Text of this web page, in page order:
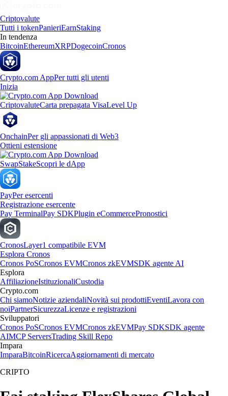
Criptovalute
Tutti i tokenPanieriEarnStaking
In tendenza
BitcoinEthereumXRPDogecoinCronos
Crypto.com AppPer tutti gli utenti
Inizia
CriptovaluteCarta prepagata VisaLevel Up
OnchainPer gli appassionati di Web3
Ottieni estensione
SwapStakeScopri le dApp
PayPer esercenti
Registrazione esercente
Pay TerminalPay SDKPlugin eCommercePronostici
CronosLayer1 compatibile EVM
Esplora Cronos
Cronos PoSCronos EVMCronos zkEVMSDK agente AI
Esplora
AffiliazioneIstituzionaliCustodia
Crypto.com
Chi siamoNotizie aziendaliNovità sui prodottiEventiLavora con
noiPartnerSicurezzaLicenze e registrazioni
Sviluppatori
Cronos PoSCronos EVMCronos zkEVMPay SDKSDK agente
AIMCP ServersTrading Skill Repo
Impara
ImparaBitcoinRicercaAggiornamenti di mercato
CRIPTO